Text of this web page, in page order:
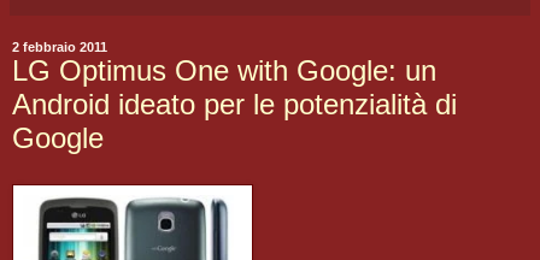
2 febbraio 2011
LG Optimus One with Google: un
Android ideato per le potenzialità di
Google